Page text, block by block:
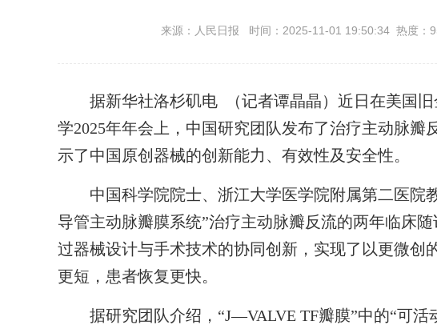
来源：人民日报 时间：2025-11-01 19:50:34 热度：
据新华社洛杉矶电 （记者谭晶晶）近日在美国旧
学2025年年会上，中国研究团队发布了治疗主动脉瓣
示了中国原创器械的创新能力、有效性及安全性。
中国科学院院士、浙江大学医学院附属第二医院
导管主动脉瓣膜系统”治疗主动脉瓣反流的两年临床
过器械设计与手术技术的协同创新，实现了以更微创
更短，患者恢复更快。
据研究团队介绍，“J—VALVE TF瓣膜”中的“可活